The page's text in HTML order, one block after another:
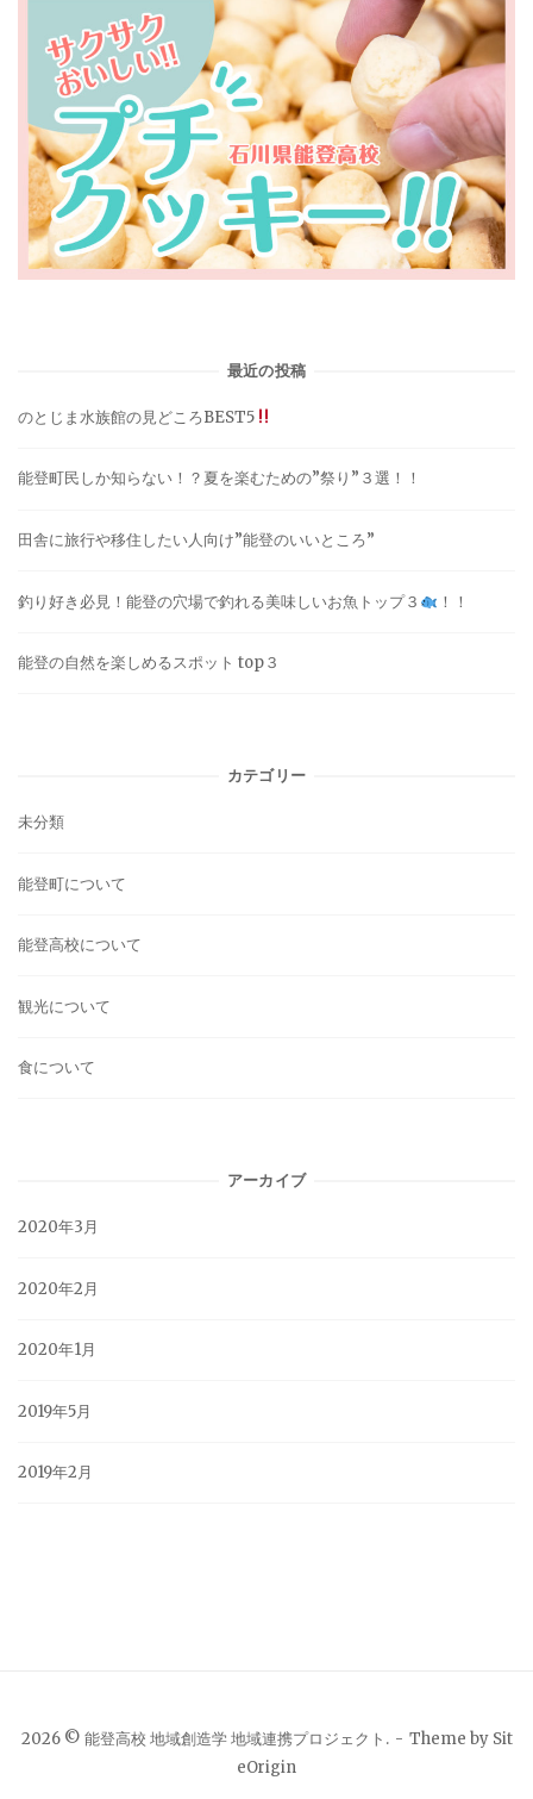
最近の投稿
のとじま水族館の見どころBEST5
能登町民しか知らない！？夏を楽むための”祭り”３選！！
田舎に旅行や移住したい人向け”能登のいいところ”
釣り好き必見！能登の穴場で釣れる美味しいお魚トップ３ ！！
能登の自然を楽しめるスポット top３
カテゴリー
未分類
能登町について
能登高校について
観光について
食について
アーカイブ
2020年3月
2020年2月
2020年1月
2019年5月
2019年2月
2026 © 能登高校 地域創造学 地域連携プロジェクト. Theme by Sit
eOrigin